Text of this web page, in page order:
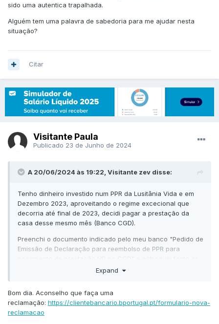
sido uma autentica trapalhada.
Alguém tem uma palavra de sabedoria para me ajudar nesta
situação?
Citar
Visitante Paula
Publicado 23 de Junho de 2024
A 20/06/2024 às 19:22, Visitante zev disse:
Tenho dinheiro investido num PPR da Lusitânia Vida e em
Dezembro 2023, aproveitando o regime excecional que
decorria até final de 2023, decidi pagar a prestação da
casa desse mesmo mês (Banco CGD).
Preenchi o documento indicado pelo meu banco "Pedido de
Emissão de Declaração para reembolso de PPR para
banco como à Lusitânia Vida.
de usarem o resgate do PPR.
Perguntei junto do banco o que se tinha passado e
Expand
Bom dia. Aconselho que faça uma
reclamação: https://clientebancario.bportugal.pt/formulario-nova-
reclamacao